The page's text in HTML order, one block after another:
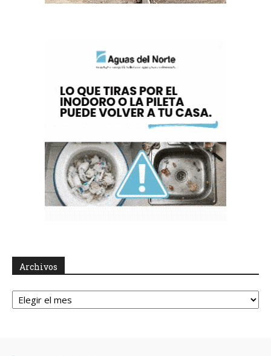
Archivos
Archivos